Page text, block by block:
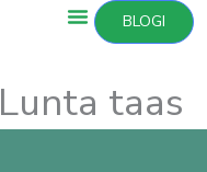
BLOGI
Lunta taas